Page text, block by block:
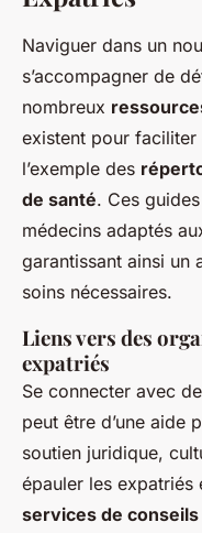
Naviguer dans un
s’accompagner de
nombreux
existent pour faciliter
l’exemple des
de santé. Ces
médecins adaptés
garantissant ainsi un
soins nécessaires.
Liens vers des
expatriés
Se connecter avec
peut être d’une aide
soutien juridique,
épauler les
services de conseils